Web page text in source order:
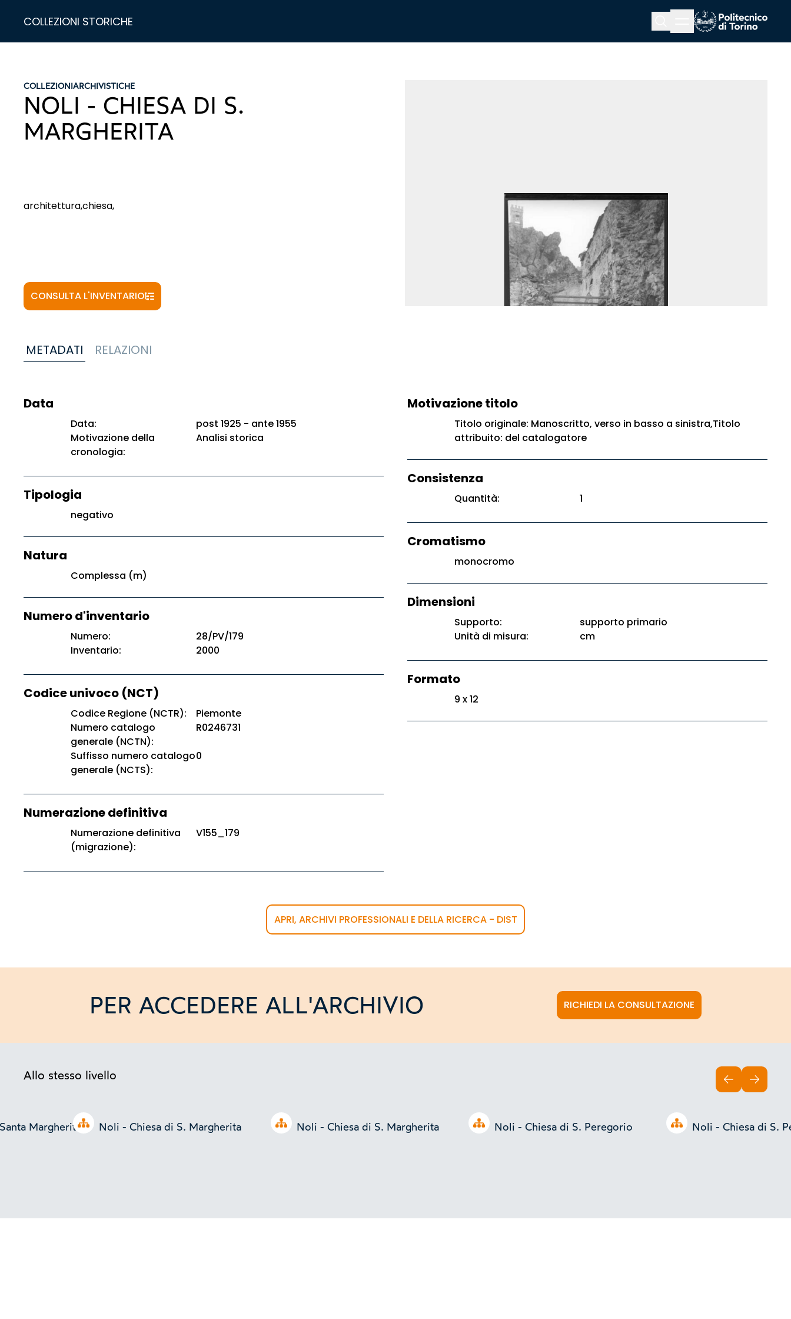
COLLEZIONI STORICHE
Menu button
COLLEZIONIARCHIVISTICHE
NOLI - CHIESA DI S.
MARGHERITA
architettura,chiesa,
CONSULTA L'INVENTARIO
METADATI RELAZIONI
Data
Data:
post 1925 - ante 1955
Motivazione della
cronologia:
Analisi storica
Tipologia
negativo
Natura
Complessa (m)
Numero d'inventario
Numero:
28/PV/179
Inventario:
2000
Codice univoco (NCT)
Codice Regione (NCTR):
Piemonte
Numero catalogo
generale (NCTN):
R0246731
Suffisso numero catalogo
generale (NCTS):
0
Numerazione definitiva
Numerazione definitiva
(migrazione):
V155_179
Motivazione titolo
Titolo originale: Manoscritto, verso in basso a sinistra,Titolo
attribuito: del catalogatore
Consistenza
Quantità: 1
Cromatismo
monocromo
Dimensioni
Supporto:
supporto primario
Unità di misura:
cm
Formato
9 x 12
APRI, ARCHIVI PROFESSIONALI E DELLA RICERCA - DIST
PER ACCEDERE ALL'ARCHIVIO RICHIEDI LA CONSULTAZIONE
Allo stesso livello
Open tree
Margherita, Open tree
Noli - Chiesa di S. Margherita Open tree
Noli - Chiesa di S. Margherita Open tree
Noli - Chiesa di S. Peregorio Noli - Chiesa di S.
INDIETROAVANTI